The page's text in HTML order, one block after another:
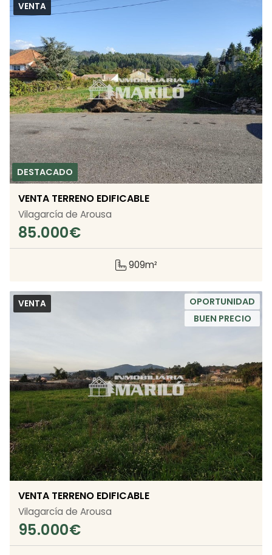
VENTA
VENTA TERRENO EDIFICABLE
85.000€
909m²
Vilagarcía de Arousa
OPORTUNIDAD
BUEN PRECIO
VENTA
VENTA TERRENO EDIFICABLE
95.000€
Vilagarcía de Arousa